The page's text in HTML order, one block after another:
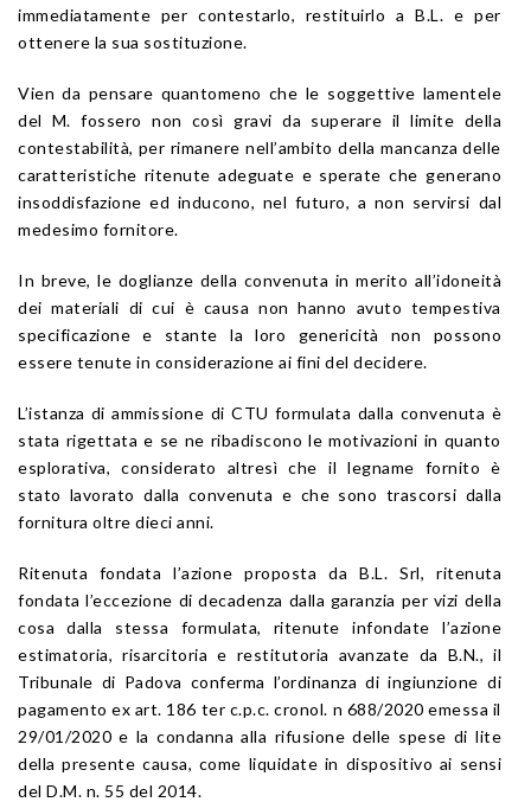
immediatamente per contestarlo, restituirlo a B.L. e per
ottenere la sua sostituzione.
Vien da pensare quantomeno che le soggettive lamentele
del M. fossero non così gravi da superare il limite della
contestabilità, per rimanere nell’ambito della mancanza delle
caratteristiche ritenute adeguate e sperate che generano
insoddisfazione ed inducono, nel futuro, a non servirsi dal
medesimo fornitore.
In breve, le doglianze della convenuta in merito all’idoneità
dei materiali di cui è causa non hanno avuto tempestiva
specificazione e stante la loro genericità non possono
essere tenute in considerazione ai fini del decidere.
L’istanza di ammissione di CTU formulata dalla convenuta è
stata rigettata e se ne ribadiscono le motivazioni in quanto
esplorativa, considerato altresì che il legname fornito è
stato lavorato dalla convenuta e che sono trascorsi dalla
fornitura oltre dieci anni.
Ritenuta fondata l’azione proposta da B.L. Srl, ritenuta
fondata l’eccezione di decadenza dalla garanzia per vizi della
cosa dalla stessa formulata, ritenute infondate l’azione
estimatoria, risarcitoria e restitutoria avanzate da B.N., il
Tribunale di Padova conferma l’ordinanza di ingiunzione di
pagamento ex art. 186 ter c.p.c. cronol. n 688/2020 emessa il
29/01/2020 e la condanna alla rifusione delle spese di lite
della presente causa, come liquidate in dispositivo ai sensi
del D.M. n. 55 del 2014.